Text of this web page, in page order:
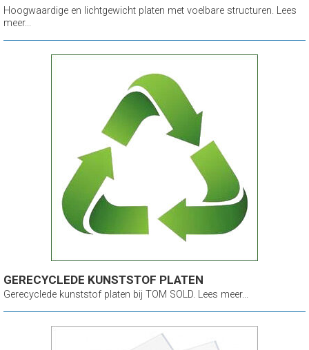
Hoogwaardige en lichtgewicht platen met voelbare structuren. Lees
meer...
GERECYCLEDE KUNSTSTOF PLATEN
Gerecyclede kunststof platen bij TOM SOLD. Lees meer...